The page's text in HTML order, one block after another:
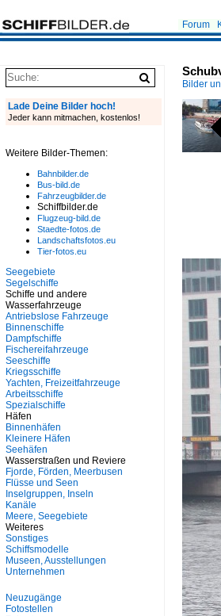
Forum
Bilder
Lade Deine Bilder hoch!
Jeder kann mitmachen, kostenlos!
Weitere Bilder-Themen:
Bahnbilder.de
Bus-bild.de
Fahrzeugbilder.de
Schiffbilder.de
Flugzeug-bild.de
Staedte-fotos.de
Landschaftsfotos.eu
Tier-fotos.eu
Seegebiete
Segelschiffe
Schiffe und andere
Wasserfahrzeuge
Antriebslose Fahrzeuge
Binnenschiffe
Dampfschiffe
Fischereifahrzeuge
Seeschiffe
Kriegsschiffe
Yachten, Freizeitfahrzeuge
Arbeitsschiffe
Spezialschiffe
Häfen
Binnenhäfen
Kleinere Häfen
Seehäfen
Wasserstraßen und Reviere
Fjorde, Förden, Meerbusen
Flüsse und Seen
Inselgruppen, Inseln
Kanäle
Meere, Seegebiete
Weiteres
Sonstiges
Schiffsmodelle
Museen, Ausstellungen
Unternehmen
Neuzugänge
Fotostellen